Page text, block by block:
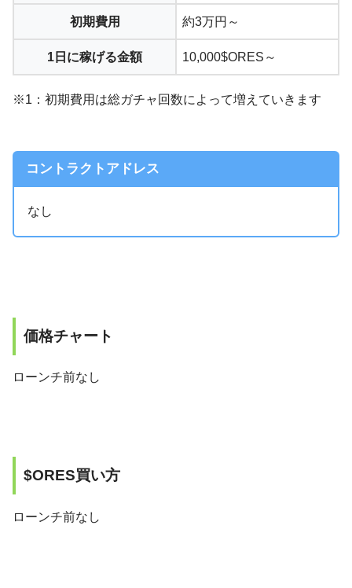
初期費用 約3万円～
1日に稼げる金額 10,000$ORES～
※1：初期費用は総ガチャ回数によって増えていきます
コントラクトアドレス
なし
価格チャート
ローンチ前なし
$ORES買い方
ローンチ前なし